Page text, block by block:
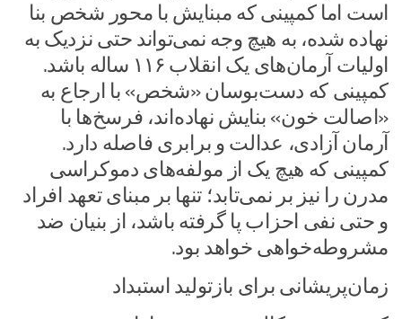
است اما کمپینی که مبنایش با محور شخص بنا
نهاده شده، به هیچ وجه نمی‌تواند حتی نزدیک به
اولیات آرمان‌های یک انقلاب ۱۱۶ ساله باشد.
کمپینی که دست‌بوسان «شخص» با ارجاع به
«اصالت خون» بنایش نهاده‌اند، فرسخ‌ها با
آرمان آزادی، عدالت و برابری فاصله دارد.
کمپینی که هیچ یک از مولفه‌های دموکراسی
مدرن را نیز بر نمی‌تابد؛ تنها بر مبنای تعهد افراد
و حتی نفی احزاب پا گرفته باشد، از بنیان ضد
مشروطه‌خواهی خواهد بود.
زمان‌پریشانی برای بازتولید استبداد